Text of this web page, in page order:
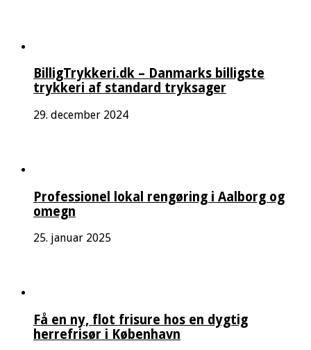
BilligTrykkeri.dk – Danmarks billigste
trykkeri af standard tryksager
29. december 2024
Professionel lokal rengøring i Aalborg og
omegn
25. januar 2025
Få en ny, flot frisure hos en dygtig
herrefrisør i København